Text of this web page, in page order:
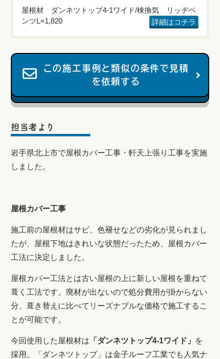
屋根材 ダンネツトップ4-1ワイド/棟換気 リッヂベ
ンツL=1,820
詳細はコチラ
この施工事例と類似の条件で見積
を依頼する
担当者より
岩手県北上市で屋根カバー工事・軒天上張り工事を実施
しました。
屋根カバー工事
施工前の屋根材はサビ、色褪せなどの劣化が見られまし
たが、屋根下地はきれいな状態だったため、屋根カバー
工法に決定しました。
屋根カバー工法とは古い屋根の上に新しい屋根を重ねて
葺く工法です。廃材が出ないので処分費用が掛からない
分、葺き替えに比べてリーズナブルな価格で施工するこ
とが可能です。
今回使用した屋根材は 「ダンネツトップ4-1ワイド 」 を
採用。
「ダンネツトップ」は金子ルーフ工業でも人気ナ